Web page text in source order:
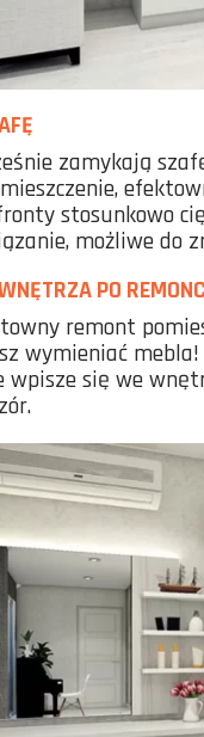
zamykają
stosunkowo
możliwe do
PO
remont
wymieniać
się we